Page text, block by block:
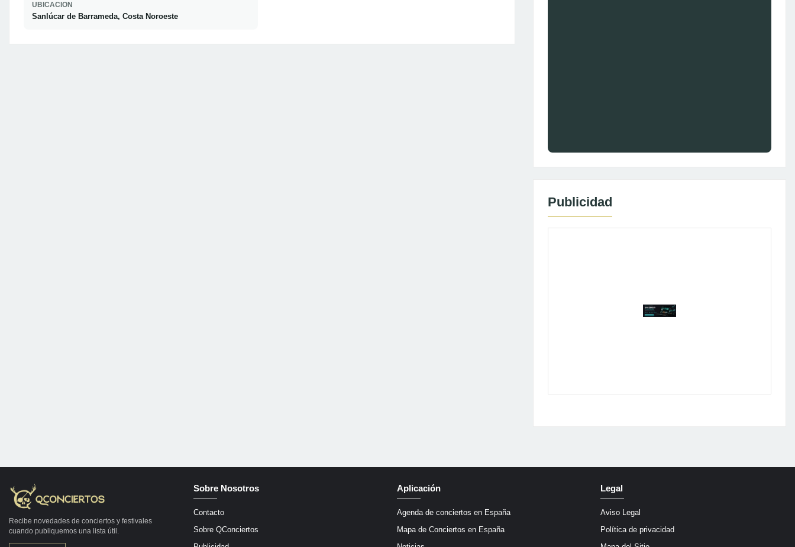
UBICACION
Sanlúcar de Barrameda, Costa Noroeste
Publicidad
Publicidad
Recibe novedades de conciertos y festivales
cuando publiquemos una lista útil.
Sobre Nosotros
Contacto
Sobre QConciertos
Aplicación
Agenda de conciertos en España
Mapa de Conciertos en España
Legal
Aviso Legal
Política de privacidad